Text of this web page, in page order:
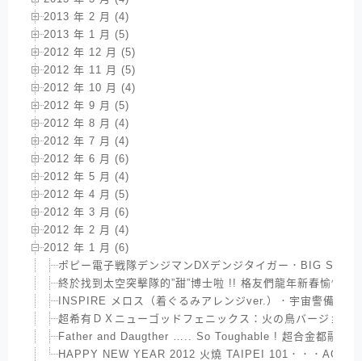
2013 年 2 月 (4)
2013 年 1 月 (5)
2012 年 12 月 (5)
2012 年 11 月 (5)
2012 年 10 月 (4)
2012 年 9 月 (5)
2012 年 8 月 (4)
2012 年 7 月 (4)
2012 年 6 月 (6)
2012 年 5 月 (4)
2012 年 4 月 (5)
2012 年 3 月 (6)
2012 年 2 月 (4)
2012 年 1 月 (6)
ポピー電子戦隊デンジマンDXデンジタイガー．BIG
終於找到太空突擊隊的”甜”博士啦 !! 格友們龍年新春愉快 !!
INSPIRE メロス（着ぐるみアレンジver.）．宇宙警備隊星
超希有ＤＸニューゴッドフェニックス：火の鳥バージョ
Father and Daugther ….. So Toughable ! 超合金都融化
HAPPY NEW YEAR 2012 火燒 TAIPEI 101．．．